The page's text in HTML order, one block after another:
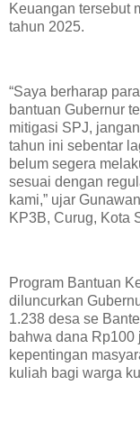
Keuangan tersebut
tahun 2025.
“Saya berharap
bantuan Gubernur
mitigasi SPJ,
tahun ini sebentar
belum segera
sesuai dengan
kami,” ujar
KP3B, Curug, Kota
Program Bantuan
diluncurkan
1.238 desa se
bahwa dana Rp100
kepentingan
kuliah bagi warga